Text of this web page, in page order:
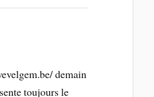
demain
toujours le